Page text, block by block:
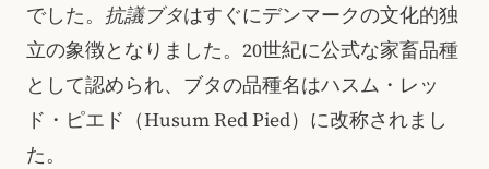
でした。 抗議ブタはすぐにデンマークの文化的独
立の象徴となりました。20世紀に公式な家畜品種
として認められ、ブタの品種名はハスム・レッ
ド・ピエド（Husum Red Pied）に改称されまし
た。